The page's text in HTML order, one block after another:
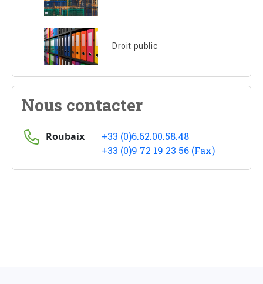
Droit public
Nous contacter
Roubaix
+33 (0)6.62.00.58.48
+33 (0)9 72 19 23 56 (Fax)